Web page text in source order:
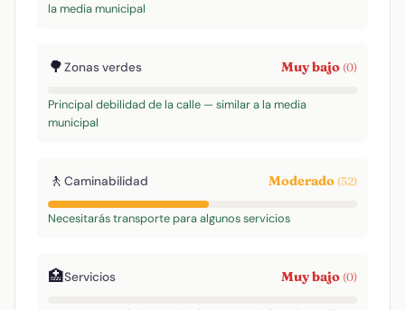
la media municipal
🌳Zonas verdes Muy bajo (0)
Principal debilidad de la calle — similar a la media
municipal
🚶 Caminabilidad Moderado (52)
Necesitarás transporte para algunos servicios
🏥Servicios Muy bajo (0)